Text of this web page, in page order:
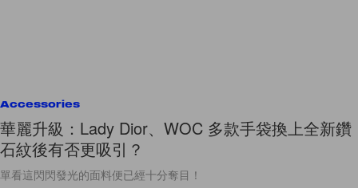
Accessories
華麗升級：Lady Dior、WOC 多款手袋換上全新鑽
石紋後有否更吸引？
單看這閃閃發光的面料便已經十分奪目！